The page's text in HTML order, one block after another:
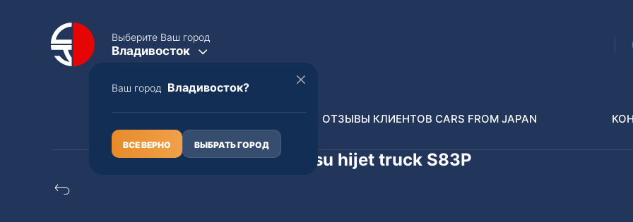
Выберите Ваш город
Владивосток
Ваш город Владивосток?
ВСЕ ВЕРНО ВЫБРАТЬ ГОРОД
ОТЗЫВЫ КЛИЕНТОВ CARS FROM JAPAN
Конструкторы Daihatsu hijet truck S83P